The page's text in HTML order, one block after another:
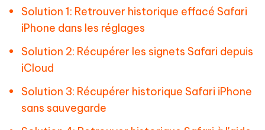
Solution 1: Retrouver historique effacé Safari
iPhone dans les réglages
Solution 2: Récupérer les signets Safari depuis
iCloud
Solution 3: Récupérer historique Safari iPhone
sans sauvegarde